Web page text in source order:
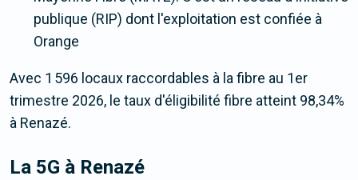
publique (RIP) dont l'exploitation est confiée à
Orange
Avec 1 596 locaux raccordables à la fibre au 1er
trimestre 2026, le taux d'éligibilité fibre atteint 98,34%
à Renazé.
La 5G à Renazé